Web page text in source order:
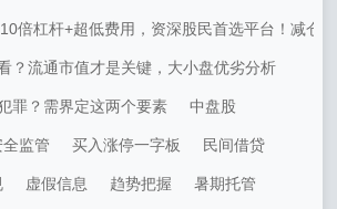
倍杠杆+超低费用，资深股民首选平台！减仓
？流通市值才是关键，大小盘优劣分析
罪？需界定这两个要素 中盘股
全监管 买入涨停一字板 民间借贷
虚假信息 趋势把握 暑期托管